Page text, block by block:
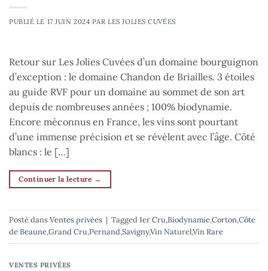
PUBLIÉ LE 17 JUIN 2024 PARLES JOLIES CUVÉES
Retour sur Les Jolies Cuvées d’un domaine bourguignon
d’exception : le domaine Chandon de Briailles. 3 étoiles
au guide RVF pour un domaine au sommet de son art
depuis de nombreuses années ; 100% biodynamie.
Encore méconnus en France, les vins sont pourtant
d’une immense précision et se révèlent avec l’âge. Côté
blancs : le […]
Continuer la lecture →
Posté dansVentes privées | Tagged1er Cru,Biodynamie,Corton,Côte
de Beaune,Grand Cru,Pernand,Savigny,Vin Naturel,Vin Rare
VENTES PRIVÉES